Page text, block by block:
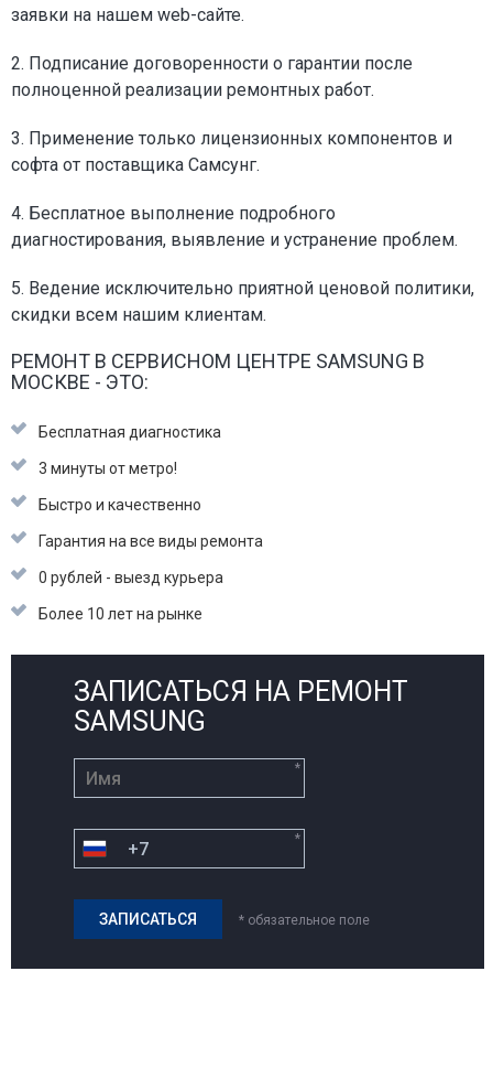
заявки на нашем web-сайте.
2. Подписание договоренности о гарантии после
полноценной реализации ремонтных работ.
3. Применение только лицензионных компонентов и
софта от поставщика Самсунг.
4. Бесплатное выполнение подробного
диагностирования, выявление и устранение проблем.
5. Ведение исключительно приятной ценовой политики,
скидки всем нашим клиентам.
РЕМОНТ В СЕРВИСНОМ ЦЕНТРЕ SAMSUNG В
МОСКВЕ - ЭТО:
Бесплатная диагностика
3 минуты от метро!
Быстро и качественно
Гарантия на все виды ремонта
0 рублей - выезд курьера
Более 10 лет на рынке
ЗАПИСАТЬСЯ НА РЕМОНТ
SAMSUNG
*
*
* обязательное поле